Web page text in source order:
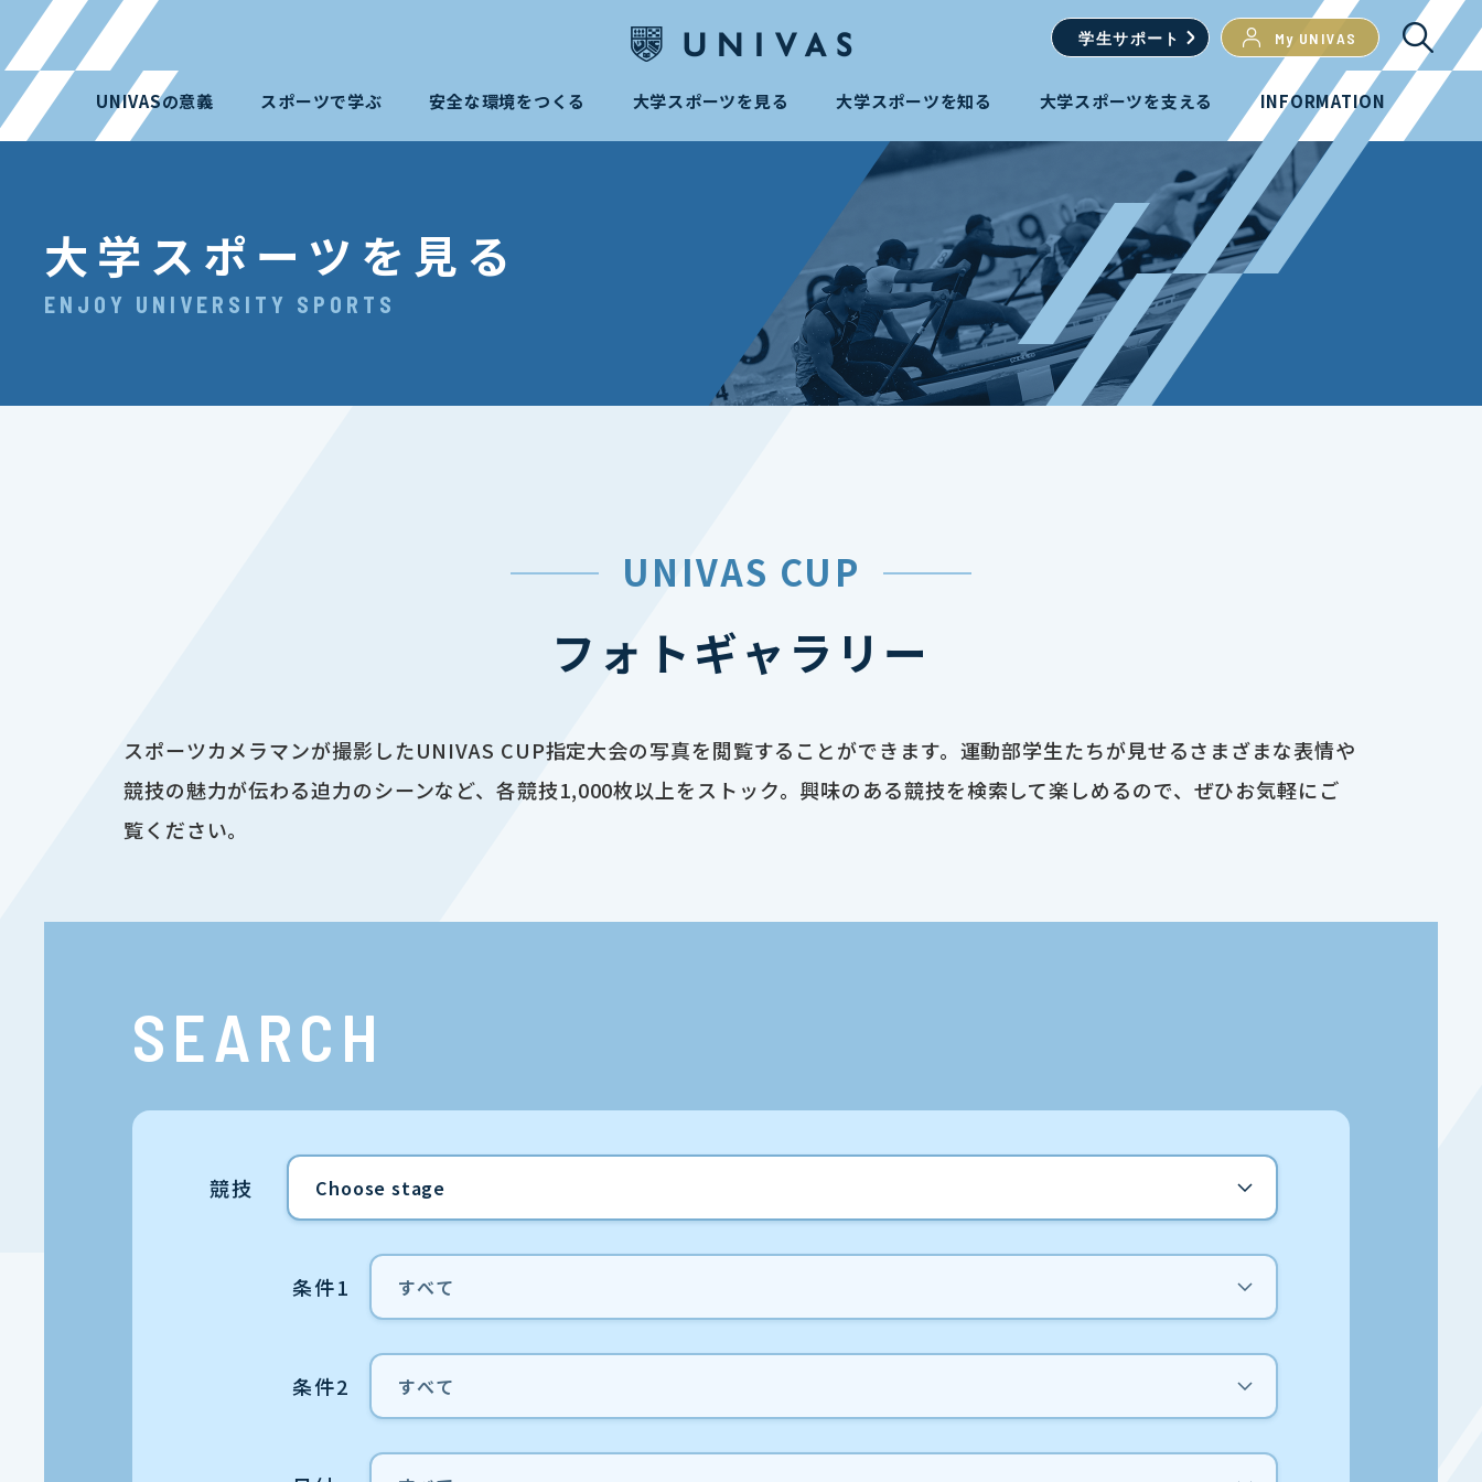
学生サポート My UNIVAS
UNIVASの意義 スポーツで学ぶ 安全な環境をつくる 大学スポーツを見る 大学スポーツを知る 大学スポーツを支える INFORMATION
大学スポーツを見る
ENJOY UNIVERSITY SPORTS
UNIVAS CUP
フォトギャラリー
スポーツカメラマンが撮影したUNIVAS CUP指定大会の写真を閲覧することができます。運動部学生たちが見せるさまざまな表情や
競技の魅力が伝わる迫力のシーンなど、各競技1,000枚以上をストック。興味のある競技を検索して楽しめるので、ぜひお気軽にご
覧ください。
SEARCH
競技
条件1
条件2